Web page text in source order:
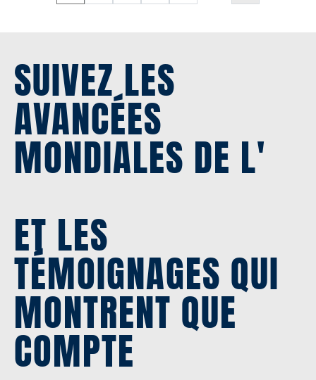
SUIVEZ LES
AVANCÉES
MONDIALES DE L'
ET LES
TÉMOIGNAGES QUI
MONTRENT QUE
COMPTE